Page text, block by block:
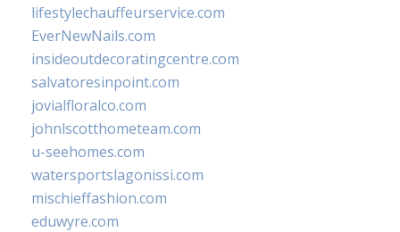
lifestylechauffeurservice.com
EverNewNails.com
insideoutdecoratingcentre.com
salvatoresinpoint.com
jovialfloralco.com
johnlscotthometeam.com
u-seehomes.com
watersportslagonissi.com
mischieffashion.com
eduwyre.com